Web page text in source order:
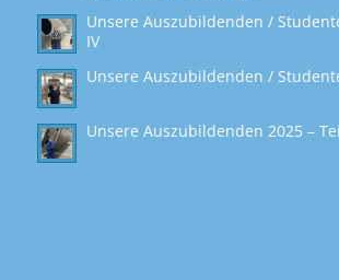
Unsere Auszubildenden /
IV
Unsere Auszubildenden /
Unsere Auszubildenden 2025 –